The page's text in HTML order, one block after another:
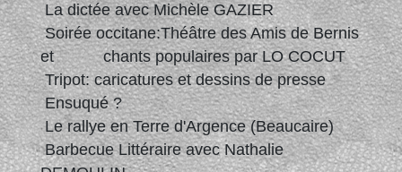
La dictée avec Michèle GAZIER
Soirée occitane:Théâtre des Amis de Bernis
et chants populaires par LO COCUT
Tripot: caricatures et dessins de presse
Ensuqué ?
Le rallye en Terre d'Argence (Beaucaire)
Barbecue Littéraire avec Nathalie